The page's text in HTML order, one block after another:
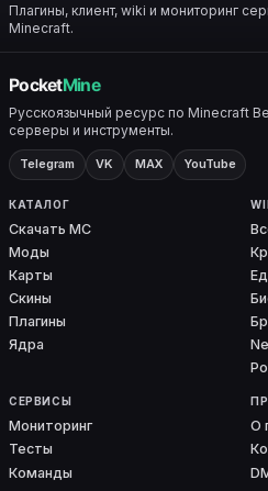
Плагины, клиент, wiki и мониторинг
Minecraft.
Русскоязычный ресурс по Minecraft
серверы и инструменты.
Telegram VK MAX YouTube
КАТАЛОГ
Скачать MC
Моды
Карты
Скины
Плагины
Ядра
СЕРВИСЫ
Мониторинг
Тесты
Команды
О